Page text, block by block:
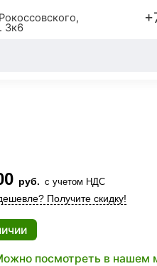
3к6
руб. с учетом НДС
Получите скидку!
посмотреть в нашем